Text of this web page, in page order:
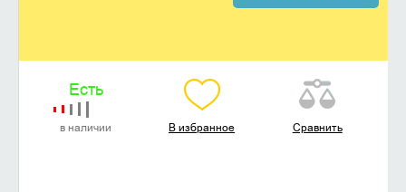
Есть
в наличии В избранное Сравнить